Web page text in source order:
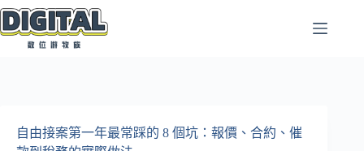
跳
至
自由接案第一年最常踩的 8 個坑：報價、合約、催